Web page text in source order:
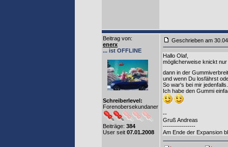
Beitrag von:
enerx
... ist OFFLINE
Schreiberlevel:
Forenobersekundaner
Beiträge: 384
User seit 07.01.2008
Geschrieben am
Hallo Olaf,
möglicherweise knickt
dann in der
und wenn Du losfährst
So war's bei mir jedenfalls.
Ich habe den Gummi
--
Gruß Andreas
----------------
Am Ende der Expansion